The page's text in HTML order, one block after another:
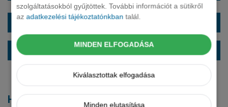
szolgáltatásokból gyűjtöttek. További információt a sütikről
azadatkezelési tájékoztatónkban talál.
MINDEN ELFOGADÁSA
Kiválasztottak elfogadása
Minden elutasítása
EXTRÁK ÉS SZÍNEK
ALAPFELSZERELTSÉG
Hasonló modellek